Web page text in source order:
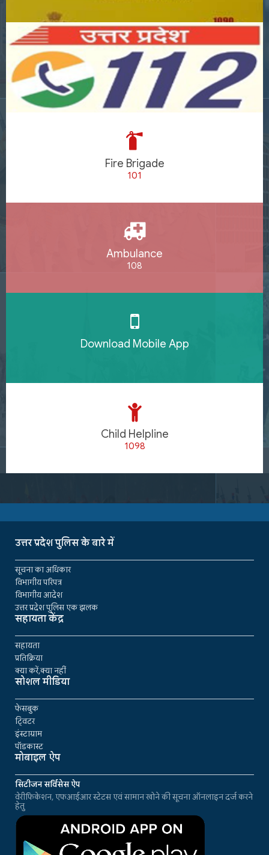
Fire Brigade
101
Ambulance
108
Download Mobile App
Child Helpline
1098
उत्तर प्रदेश पुलिस के बारे में
सूचना का अधिकार
विभागीय परिपत्र
विभागीय आदेश
उत्तर प्रदेश पुलिस एक झलक
सहायता केंद्र
सहायता
प्रतिक्रिया
क्या करें,क्या नहीं
सोशल मीडिया
फेसबुक
ट्विटर
इंस्टाग्राम
पॉडकास्ट
मोबाइल ऐप
सिटीजन सर्विसेस ऐप
वेरीफिकेशन, एफआईआर स्टेटस एवं सामान खोने की सूचना ऑनलाइन दर्ज करने
हेतु